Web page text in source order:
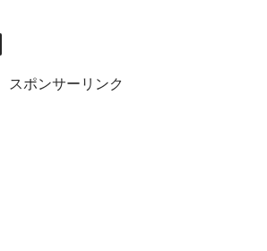
スポンサーリンク